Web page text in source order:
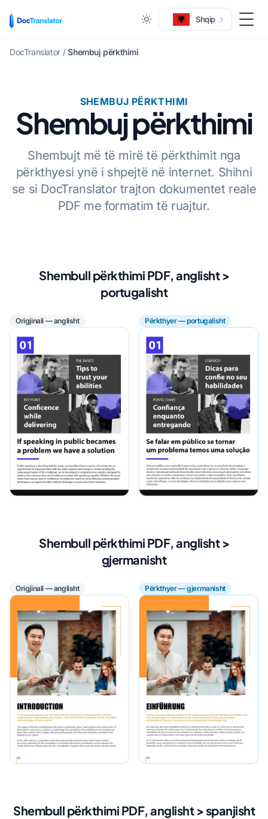
Shqip
DocTranslator / Shembuj përkthimi
SHEMBUJ PËRKTHIMI
Shembuj përkthimi
Shembujt më të mirë të përkthimit nga
përkthyesi ynë i shpejtë në internet. Shihni
se si DocTranslator trajton dokumentet reale
PDF me formatim të ruajtur.
Shembull përkthimi PDF, anglisht >
portugalisht
Origjinali — anglisht Përkthyer — portugalisht
Shembull përkthimi PDF, anglisht >
gjermanisht
Origjinali — anglisht Përkthyer — gjermanisht
Shembull përkthimi PDF, anglisht > spanjisht